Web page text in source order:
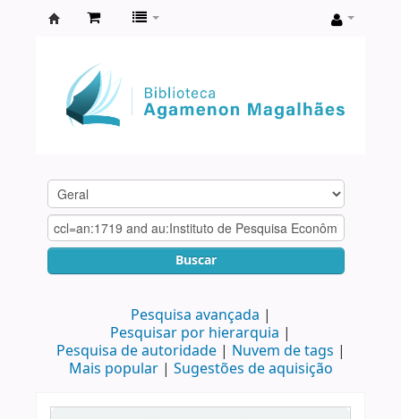
Agamenon
Magalhães
Buscar
Pesquisa avançada
Pesquisar por hierarquia
Pesquisa de autoridade
Nuvem de tags
Mais popular
Sugestões de aquisição